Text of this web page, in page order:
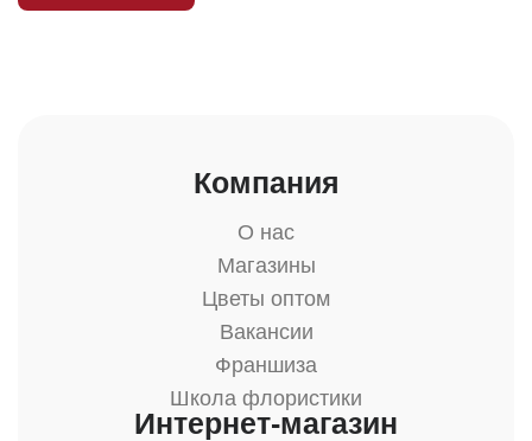
Компания
О нас
Магазины
Цветы оптом
Вакансии
Франшиза
Школа флористики
Интернет-магазин